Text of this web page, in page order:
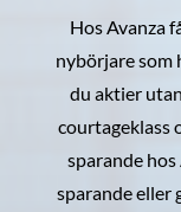
Hos Avanza
nybörjare som
du aktier
courtageklass
sparande
sparande eller